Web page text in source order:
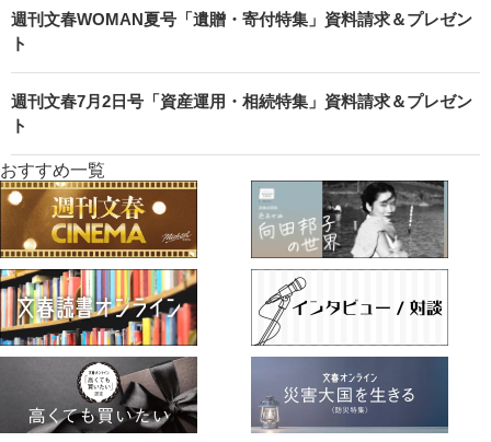
週刊文春WOMAN夏号「遺贈・寄付特集」資料請求＆プレゼン
ト
週刊文春7月2日号「資産運用・相続特集」資料請求＆プレゼン
ト
おすすめ一覧